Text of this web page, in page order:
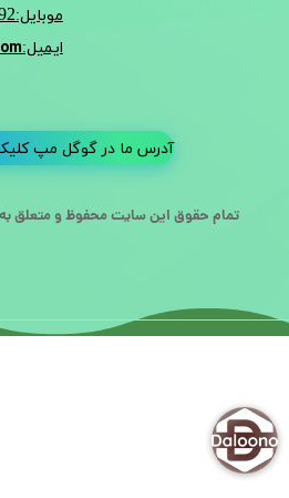
تمام حقوق این سایت محفوظ و متعلق به
موبایل:
ایمیل:i
آدرس ما در گوگل مپ